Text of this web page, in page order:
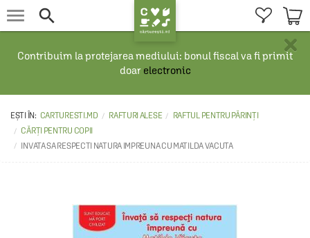
 
×
Contribuim la protejarea mediului: bonul fiscal va fi primit
doar electronic
CARTURESTI.MD RAFTURI ALESE
RAFTUL PENTRU PĂRINȚI
CĂRȚI PENTRU COPII
INVATA SA RESPECTI NATURA IMPREUNA CU MATILDA VACUTA